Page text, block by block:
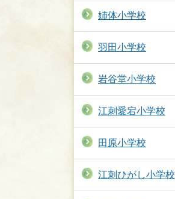
姉体小学校
羽田小学校
岩谷堂小学校
江刺愛宕小学校
田原小学校
江刺ひがし小学校